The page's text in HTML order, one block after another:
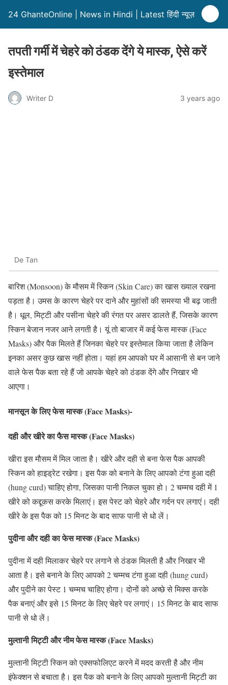
24 GhanteOnline | News in Hindi | Latest हिंदी न्यूज़
तपती गर्मी में चेहरे को ठंडक देंगे ये मास्क, ऐसे करें
इस्तेमाल
Writer D 3 years ago
De Tan
बारिश (Monsoon) के मौसम में स्किन (Skin Care) का खास ख्याल रखना
पड़ता है। उमस के कारण चेहरे पर दाने और मुहांसों की समस्या भी बढ़ जाती
है। धूल, मिट्टी और पसीना चेहरे की रंगत पर असर डालते हैं, जिसके कारण
स्किन बेजान नजर आने लगती है। यूं तो बाजार में कई फेस मास्क (Face
Masks) और पैक मिलते हैं जिनका चेहरे पर इस्तेमाल किया जाता है लेकिन
इनका असर कुछ खास नहीं होता। यहां हम आपको घर में आसानी से बन जाने
वाले फेस पैक बता रहे हैं जो आपके चेहरे को ठंडक देंगे और निखार भी
आएगा।
मानसून के लिए फेस मास्क (Face Masks)-
दही और खीरे का फैस मास्क (Face Masks)
खीरा इस मौसम में मिल जाता है। खीरे और दही से बना फेस पैक आपकी
स्किन को हाइड्रेट रखेगा। इस पैक को बनाने के लिए आपको टंगा हुआ दही
(hung curd) चाहिए होगा, जिसका पानी निकल चुका हो। 2 चम्मच दही में 1
खीरे को कद्दूकस करके मिलाएं। इस पेस्ट को चेहरे और गर्दन पर लगाएं। दही
खीरे के इस पैक को 15 मिनट के बाद साफ पानी से धो लें।
पुदीना और दही का फेस मास्क (Face Masks)
पुदीना में दही मिलाकर चेहरे पर लगाने से ठंडक मिलती है और निखार भी
आता है। इसे बनाने के लिए आपको 2 चम्मच टंगा हुआ दही (hung curd)
और पुदीने का पेस्ट 1 चम्मच चाहिए होगा। दोनों को अच्छे से मिक्स करके
पैक बनाएं और इसे 15 मिनट के लिए चेहरे पर लगाएं। 15 मिनट के बाद साफ
पानी से धो लें।
मुल्तानी मिट्टी और नीम फेस मास्क (Face Masks)
मुल्तानी मिट्टी स्किन को एक्‍सफोलिएट करने में मदद करती है और नीम
इंफेक्शन से बचाता है। इस पैक को बनाने के लिए आपको मुल्तानी मिट्टी का